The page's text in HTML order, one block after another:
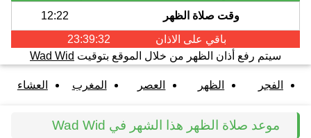
وقت صلاة الظهر
12:22
باقي على الاذان
23:39:32
سيتم رفع أذان الظهر من خلال الموقع بتوقيت Wad Wid
الفجر الظهر العصر المغرب العشاء
موعد صلاة الظهر هذا الشهر في Wad Wid